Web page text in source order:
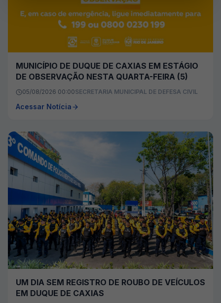
MUNICÍPIO DE DUQUE DE CAXIAS EM ESTÁGIO
DE OBSERVAÇÃO NESTA QUARTA-FEIRA (5)
05/08/2026 00:00SECRETARIA MUNICIPAL DE DEFESA CIVIL
Acessar Notícia
UM DIA SEM REGISTRO DE ROUBO DE VEÍCULOS
EM DUQUE DE CAXIAS